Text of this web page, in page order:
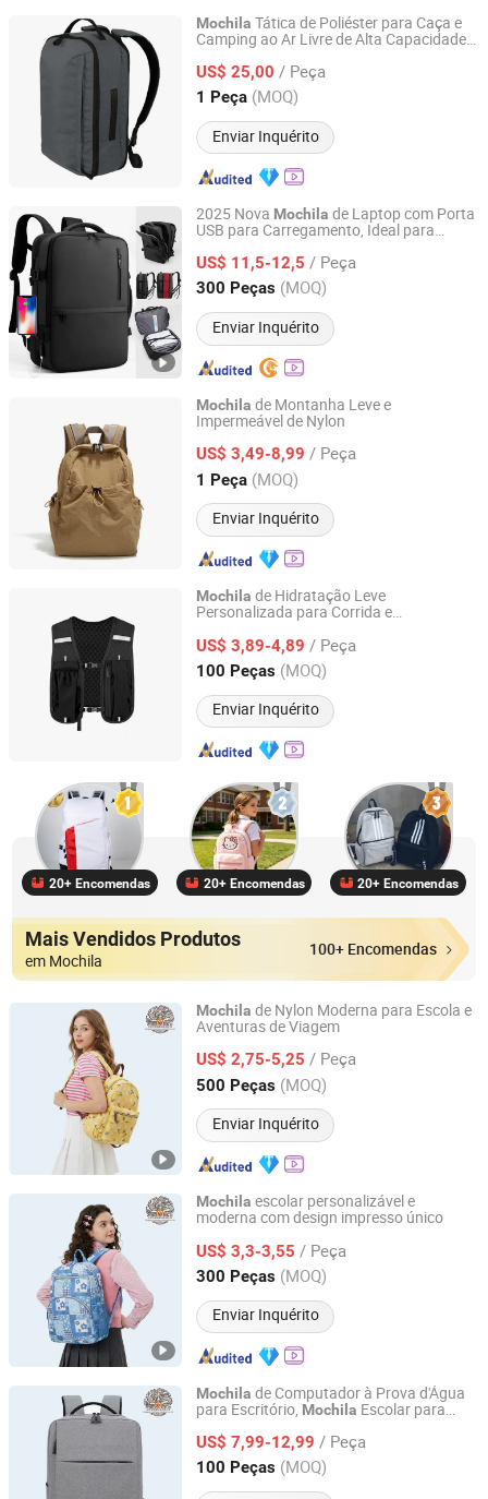
Mochila Tática de Poliéster para Caça e
Camping ao Ar Livre de Alta Capacidade
US$ 25,00 / Peça
1 Peça (MOQ)
Enviar Inquérito
LITAI(QUANZHOU)BAGS CORP., LIMITED
Fujian, China Desde 2017
2025 Nova Mochila de Laptop com Porta
USB para Carregamento, Ideal para
de Computador, Bolsa Tote, Design de
Espaço Expandido com Zíper, Bagagem
US$ 11,5-12,5 / Peça
300 Peças (MOQ)
Enviar Inquérito
Guangzhou Redswans Textile Co., Ltd.
Guangdong, China Desde 2014
Mochila de Montanha Leve e
Impermeável de Nylon
US$ 3,49-8,99 / Peça
1 Peça (MOQ)
Enviar Inquérito
Ningbo Haishu Mango Import & Export Co., Ltd.
Zhejiang, China Desde 2011
Mochila de Hidratação Leve
Personalizada para Corrida e
US$ 3,89-4,89 / Peça
100 Peças (MOQ)
Enviar Inquérito
Ningbo Haishu Mango Import & Export Co., Ltd.
Zhejiang, China Desde 2011
20+ Encomendas 20+ Encomendas 20+ Encomendas
Mais Vendidos Produtos
em Mochila
100+ Encomendas
Mochila de Nylon Moderna para Escola e
Aventuras de Viagem
US$ 2,75-5,25 / Peça
500 Peças (MOQ)
Enviar Inquérito
Dongguan Yaosheng Industrial Co., Ltd
Guangdong, China Desde 2025
Mochila escolar personalizável e
moderna com design impresso único
US$ 3,3-3,55 / Peça
300 Peças (MOQ)
Enviar Inquérito
Dongguan Yaosheng Industrial Co., Ltd
Guangdong, China Desde 2025
Mochila de Computador à Prova d'Água
para Escritório, Mochila Escolar para
US$ 7,99-12,99 / Peça
100 Peças (MOQ)
Dongguan Yaosheng Industrial Co., Ltd
Guangdong, China Desde 2025